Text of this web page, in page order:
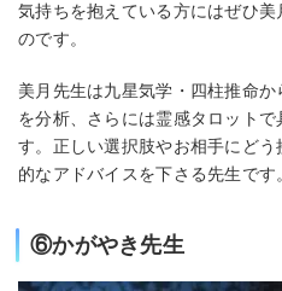
気持ちを抱えている方にはぜひ
のです。
美月先生は九星気学・四柱推命
を分析、さらには霊感タロット
す。正しい選択肢やお相手にど
的なアドバイスを下さる先生です
⑥かがやき先生